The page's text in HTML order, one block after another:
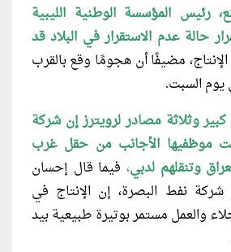
المؤسسة الوطنية الليبية
حالة عدم الاستقرار في البلاد قد
95% من الإنتاج، مضيفًا أن هجومًا وقع بالقرب
يوم السبت.
وثلاثة مصادر لرويترز إن شركة
موظفيها الأجانب من حقل غرب
، فيما قال إحسان
شركة نفط البصرة، إن الإنتاج في
والعمل مستمر بوتيرة طبيعية بيد